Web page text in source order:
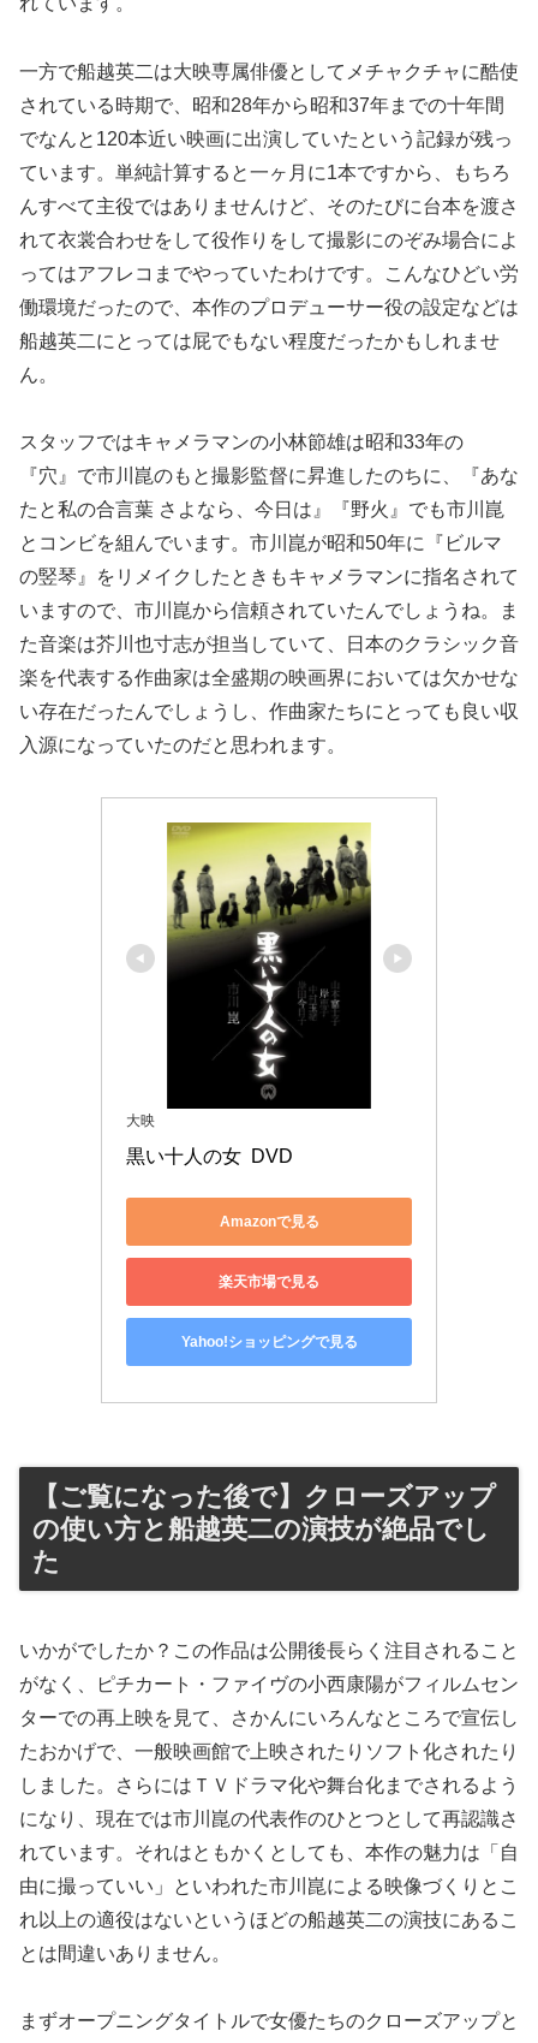
一方で船越英二は大映専属俳優としてメチャクチャに酷使
されている時期で、昭和28年から昭和37年までの十年間
でなんと120本近い映画に出演していたという記録が残っ
ています。単純計算すると一ヶ月に1本ですから、もちろ
んすべて主役ではありませんけど、そのたびに台本を渡さ
れて衣裳合わせをして役作りをして撮影にのぞみ場合によ
ってはアフレコまでやっていたわけです。こんなひどい労
働環境だったので、本作のプロデューサー役の設定などは
船越英二にとっては屁でもない程度だったかもしれませ
ん。
スタッフではキャメラマンの小林節雄は昭和33年の
『穴』で市川崑のもと撮影監督に昇進したのちに、『あな
たと私の合言葉 さよなら、今日は』『野火』でも市川崑
とコンビを組んでいます。市川崑が昭和50年に『ビルマ
の竪琴』をリメイクしたときもキャメラマンに指名されて
いますので、市川崑から信頼されていたんでしょうね。ま
た音楽は芥川也寸志が担当していて、日本のクラシック音
楽を代表する作曲家は全盛期の映画界においては欠かせな
い存在だったんでしょうし、作曲家たちにとっても良い収
入源になっていたのだと思われます。
大映
黒い十人の女  DVD
Amazonで見る
楽天市場で見る
Yahoo!ショッピングで見る
【ご覧になった後で】クローズアップ
の使い方と船越英二の演技が絶品でし
た
いかがでしたか？この作品は公開後長らく注目されること
がなく、ピチカート・ファイヴの小西康陽がフィルムセン
ターでの再上映を見て、さかんにいろんなところで宣伝し
たおかげで、一般映画館で上映されたりソフト化されたり
しました。さらにはＴＶドラマ化や舞台化までされるよう
になり、現在では市川崑の代表作のひとつとして再認識さ
れています。それはともかくとしても、本作の魅力は「自
由に撮っていい」といわれた市川崑による映像づくりとこ
れ以上の適役はないというほどの船越英二の演技にあるこ
とは間違いありません。
まずオープニングタイトルで女優たちのクローズアップと